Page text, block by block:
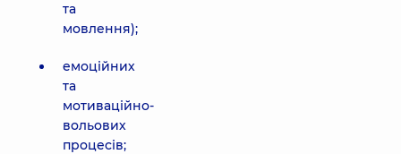
та
мовлення);
емоційних
та
мотиваційно-
вольових
процесів;